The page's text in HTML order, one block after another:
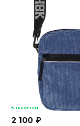
В наличии
2 100 ₽